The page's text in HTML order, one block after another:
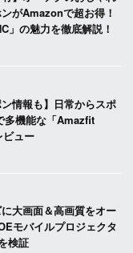
がAmazonで超お得！
」の魅力を徹底解説！
ン情報も】日常からスポ
多機能な「Amazfit
ュー
大画面＆高画質をオー
モバイルプロジェクタ
検証